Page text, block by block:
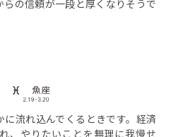
の信頼が一段と厚くなりそうで
流れ込んでくるときです。経済
、やりたいことを無理に我慢せ